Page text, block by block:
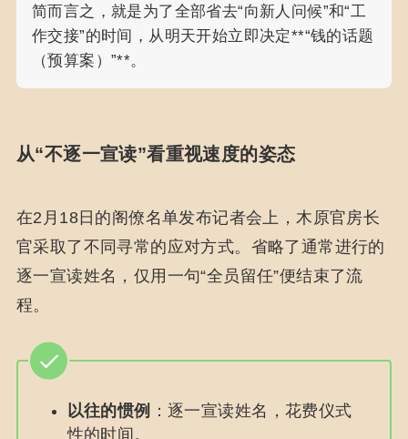
简而言之，就是为了全部省去“向新人问候”和“工
作交接”的时间，从明天开始立即决定**“钱的话题
（预算案）”**。
从“不逐一宣读”看重视速度的姿态
在2月18日的阁僚名单发布记者会上，木原官房长
官采取了不同寻常的应对方式。省略了通常进行的
逐一宣读姓名，仅用一句“全员留任”便结束了流
程。
以往的惯例 ：逐一宣读姓名，花费仪式
性的时间。